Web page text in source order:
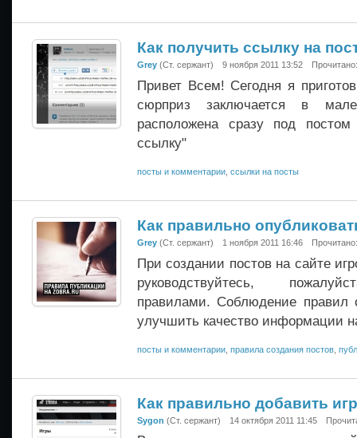
Как получить ссылку на
Grey (Ст. сержант) 9 ноября 2011 13:52
Привет Всем! Сегодня я
сюрприз заключается в
расположена сразу под
ссылку"
посты и комментарии, ссылки на посты
Как правильно
Grey (Ст. сержант) 1 ноября 2011 16:46
При создании постов на сайте
руководствуйтесь,
правилами. Соблюдение правил
улучшить качество информации
посты и комментарии правила создания постов
Как правильно добавить
Sygon (Ст. сержант) 14 октября 2011 11:45